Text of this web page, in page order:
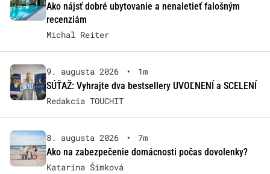
Ako nájsť dobré ubytovanie a nenaletieť falošným
recenziám
Michal Reiter
9. augusta 2026 •
1m
SÚŤAŽ: Vyhrajte dva bestsellery UVOĽNENÍ a SCELENÍ
Redakcia TOUCHIT
8. augusta 2026 •
7m
Ako na zabezpečenie domácnosti počas dovolenky?
Katarína Šimková